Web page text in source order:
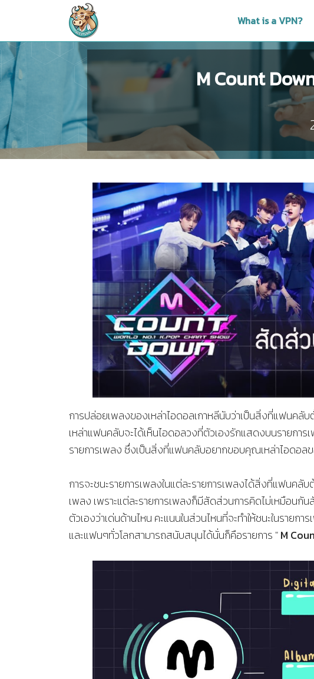
What is a VPN?
M Count
การปล่อยเพลงของเหล่าไอดอลเกาหลีนับว่าเป็นสิ่งที่แฟนคลั
เหล่าแฟนคลับจะได้เห็นไอดอลวงที่ตัวเองรักแสดงบนรายการ
รายการเพลง ซึ่งเป็นสิ่งที่แฟนคลับอยากขอบคุณเหล่าไอดอล
การจะชนะรายการเพลงในแต่ละรายการเพลงได้สิ่งที่แฟนค
เพลง เพราะแต่ละรายการเพลงก็มีสัดส่วนการคิดไม่เหมือน
ตัวเองว่าเด่นด้านไหน คะแนนในส่วนไหนที่จะทำให้ชนะในราย
และแฟนๆทั่วโลกสามารถสนับสนุนได้นั่นก็คือรายการ "M